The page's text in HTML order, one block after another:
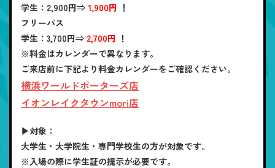
学生： 2,900円⇒ 1,900円 ！
フリーパス
学生： 3,700円⇒ 2,700円 ！
※料金はカレンダーで異なります。
ご来店前に下記より料金カレンダーをご確認ください。
横浜ワールドポーターズ店
イオンレイクタウンmori店
▶対象：
大学生・大学院生・専門学校生の方が対象です。
※入場の際に学生証の提示が必要です。